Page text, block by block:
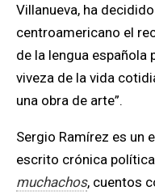
Villanueva, ha
centroamericano el
de la lengua española
viveza de la vida
una obra de arte”.
Sergio Ramírez es un escritor muy prolijo y variado; ha
escrito crónica
muchachos, cuentos